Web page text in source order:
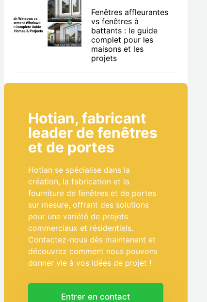
Fenêtres affleurantes
vs fenêtres à
battants : le guide
complet pour les
maisons et les
projets
Hotian, fabricant
leader de fenêtres
et de portes
Hotian se spécialise dans la
création, la fabrication et la
fourniture de fenêtres et de portes
sur mesure, offrant des solutions
pour une variété de projets
commerciaux et résidentiels.
Contactez-nous dès maintenant et
découvrez comment nous pouvons
donner vie à vos idées de projet !
Entrer en contact